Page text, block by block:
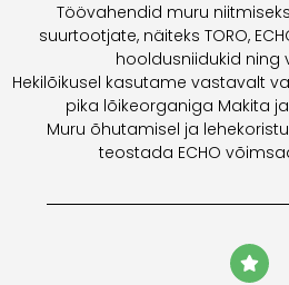
Töövahendid muru
suurtootjate, näiteks TORO,
hooldusniidukid ning
Hekilõikusel kasutame vastavalt
pika lõikeorganiga Makita
Muru õhutamisel ja
teostada ECHO